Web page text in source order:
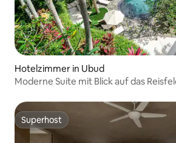
Hotelzimmer in Ubud
Moderne Suite mit Blick auf das
Superhost
Superhost